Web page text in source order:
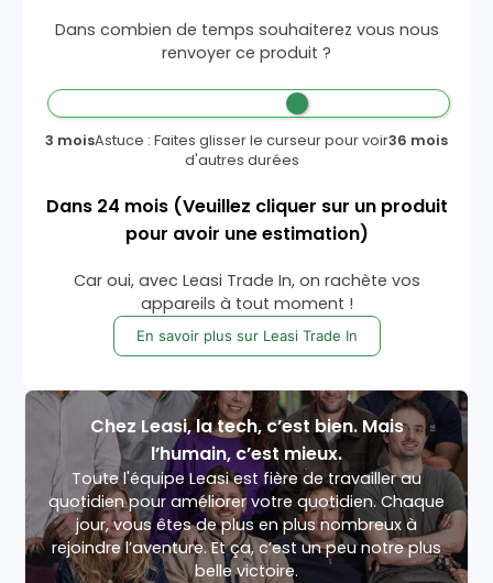
Dans combien de temps souhaiterez vous nous
renvoyer ce produit ?
3 moisAstuce : Faites glisser le curseur pour voir
d'autres durées
36 mois
Dans 24 mois (Veuillez cliquer sur un produit
pour avoir une estimation)
Car oui, avec Leasi Trade In, on rachète vos
appareils à tout moment !
En savoir plus sur Leasi Trade In
Chez Leasi, la tech, c’est bien. Mais
l’humain, c’est mieux.
Toute l'équipe Leasi est fière de travailler au
quotidien pour améliorer votre quotidien. Chaque
jour, vous êtes de plus en plus nombreux à
rejoindre l’aventure. Et ça, c’est un peu notre plus
belle victoire.